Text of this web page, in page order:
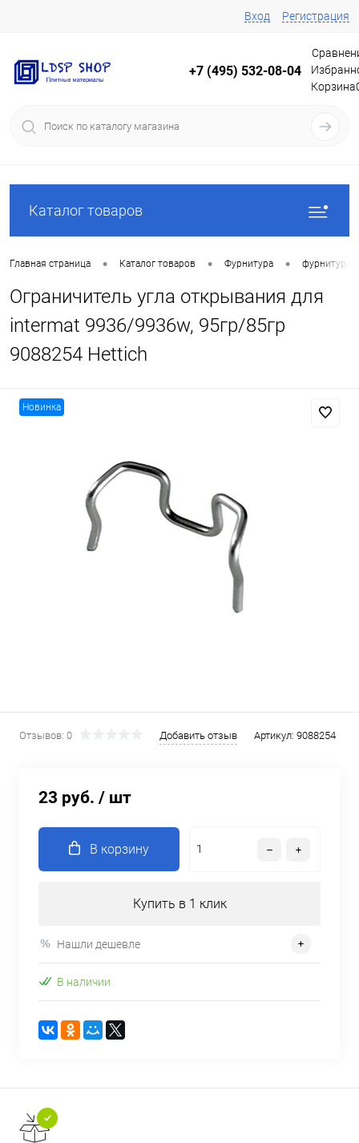
Вход Регистрация
+7 (495) 532-08-04
Корзина
Каталог товаров
Главная страница • Каталог товаров • Фурнитура • фурнитура
Ограничитель угла открывания для
intermat 9936/9936w, 95гр/85гр
9088254 Hettich
Новинка
Отзывов: 0 Добавить отзыв Артикул: 9088254
23 руб. / шт
В корзину
Купить в 1 клик
Нашли дешевле
В наличии